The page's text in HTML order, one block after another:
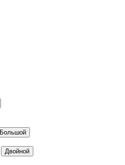
Большой
Двойной